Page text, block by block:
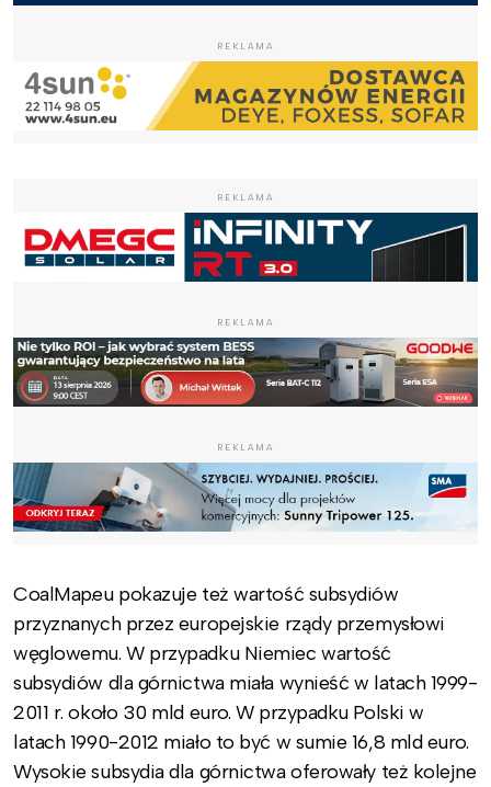
REKLAMA
REKLAMA
REKLAMA
REKLAMA
CoalMap.eu pokazuje też wartość subsydiów
przyznanych przez europejskie rządy przemysłowi
węglowemu. W przypadku Niemiec wartość
subsydiów dla górnictwa miała wynieść w latach 1999-
2011 r. około 30 mld euro. W przypadku Polski w
latach 1990-2012 miało to być w sumie 16,8 mld euro.
Wysokie subsydia dla górnictwa oferowały też kolejne